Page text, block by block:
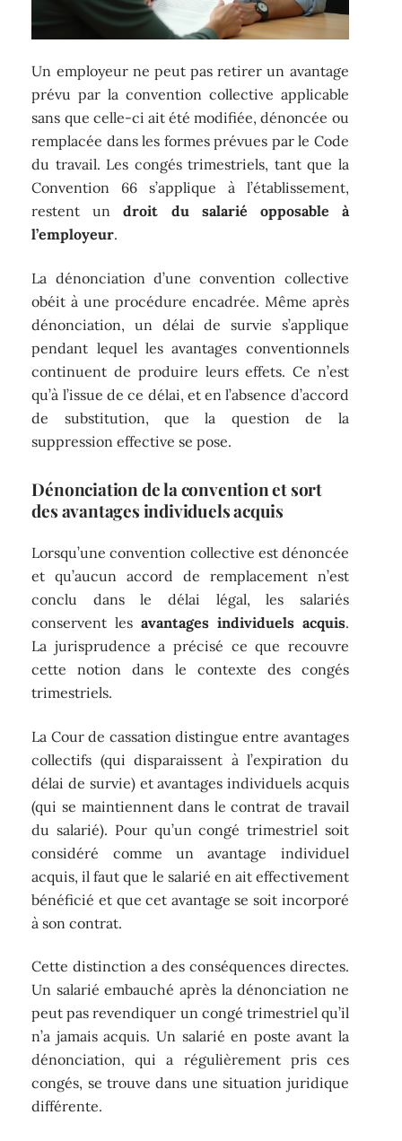
Un employeur ne peut pas retirer un avantage
prévu par la convention collective applicable
sans que celle-ci ait été modifiée, dénoncée ou
remplacée dans les formes prévues par le Code
du travail. Les congés trimestriels, tant que la
Convention 66 s’applique à l’établissement,
restent undroit du salarié opposable à
l’employeur.
La dénonciation d’une convention collective
obéit à une procédure encadrée. Même après
dénonciation, un délai de survie s’applique
pendant lequel les avantages conventionnels
continuent de produire leurs effets. Ce n’est
qu’à l’issue de ce délai, et en l’absence d’accord
de substitution, que la question de la
suppression effective se pose.
Dénonciation de la convention et sort
des avantages individuels acquis
Lorsqu’une convention collective est dénoncée
et qu’aucun accord de remplacement n’est
conclu dans le délai légal, les salariés
conservent les avantages individuels acquis.
La jurisprudence a précisé ce que recouvre
cette notion dans le contexte des congés
trimestriels.
La Cour de cassation distingue entre avantages
collectifs (qui disparaissent à l’expiration du
délai de survie) et avantages individuels acquis
(qui se maintiennent dans le contrat de travail
du salarié). Pour qu’un congé trimestriel soit
considéré comme un avantage individuel
acquis, il faut que le salarié en ait effectivement
bénéficié et que cet avantage se soit incorporé
à son contrat.
Cette distinction a des conséquences directes.
Un salarié embauché après la dénonciation ne
peut pas revendiquer un congé trimestriel qu’il
n’a jamais acquis. Un salarié en poste avant la
dénonciation, qui a régulièrement pris ces
congés, se trouve dans une situation juridique
différente.